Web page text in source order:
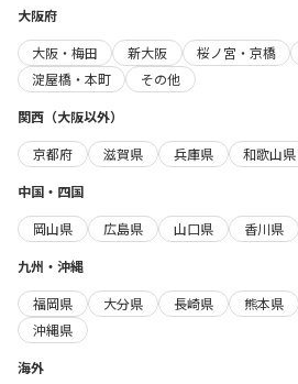
大阪府
大阪・梅田
新大阪 桜ノ宮・京橋
淀屋橋・本町
その他
関西（大阪以外）
京都府
滋賀県 兵庫県
和歌山県
中国・四国
岡山県
広島県 山口県 香川県
九州・沖縄
福岡県
大分県 長崎県 熊本県
沖縄県
海外